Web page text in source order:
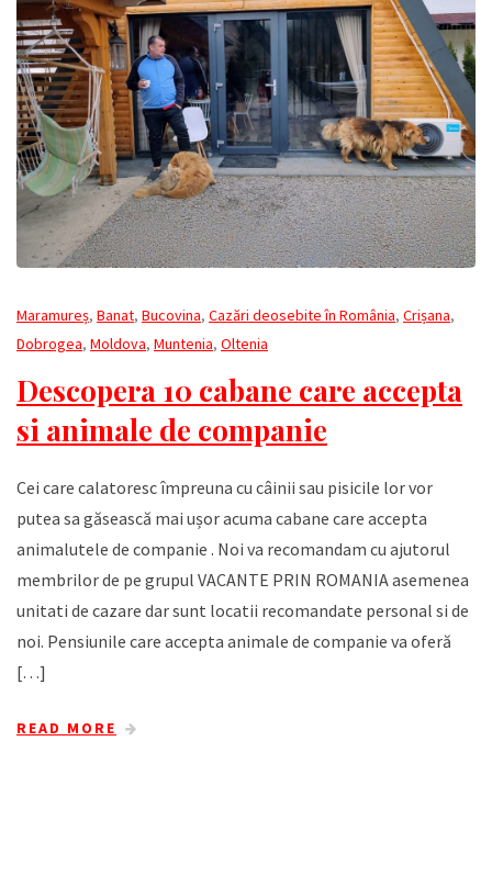
Maramureș, Banat, Bucovina, Cazări deosebite în România, Crișana,
Dobrogea, Moldova, Muntenia, Oltenia
Descopera 10 cabane care accepta
si animale de companie
Cei care calatoresc împreuna cu câinii sau pisicile lor vor
putea sa găsească mai ușor acuma cabane care accepta
animalutele de companie . Noi va recomandam cu ajutorul
membrilor de pe grupul VACANTE PRIN ROMANIA asemenea
unitati de cazare dar sunt locatii recomandate personal si de
noi. Pensiunile care accepta animale de companie va oferă
[…]
READ MORE